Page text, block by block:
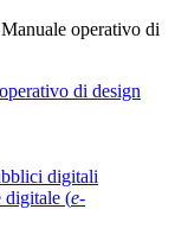
operativo di
di design
digitali
digitale (e-